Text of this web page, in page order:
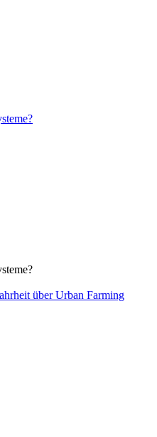
über Urban Farming